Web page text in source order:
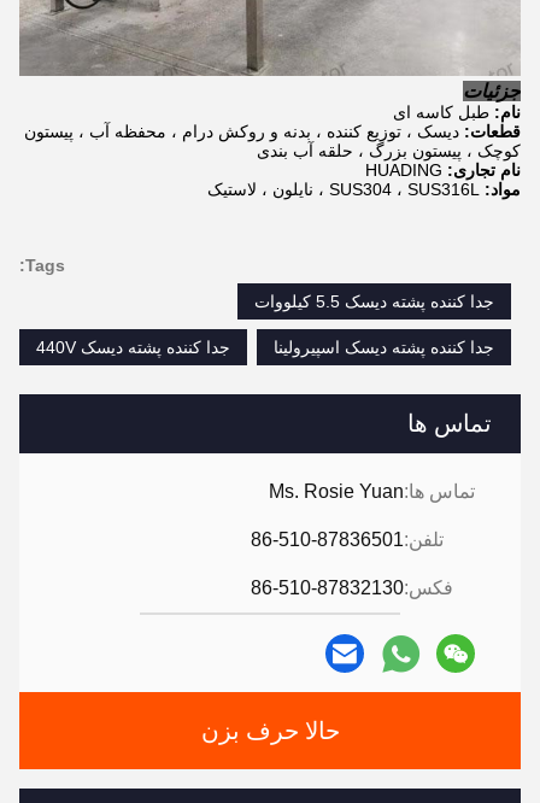
تماس ها
تماس ها:Ms. Rosie Yuan
تلفن:86-510-87836501
فکس:86-510-87832130
حالا حرف بزن
جزئیات
نام: طبل کاسه ای
قطعات: دیسک ، توزیع کننده ، بدنه و روکش درام ، محفظه آب ، پیستون
کوچک ، پیستون بزرگ ، حلقه آب بندی
نام تجاری:
مواد:
SUS304 ، SUS316L ، نایلون ، لاستیک
Tags:
جدا کننده پشته دیسک 5.5 کیلووات
جدا کننده پشته دیسک اسپیرولینا جدا کننده پشته دیسک 440V